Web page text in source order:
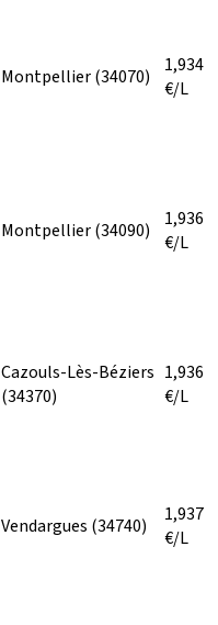
Montpellier(34070)
1,934
€/L
Montpellier(34090)
1,936
€/L
Cazouls-Lès-Béziers
(34370)
1,936
€/L
Vendargues (34740)
1,937
€/L